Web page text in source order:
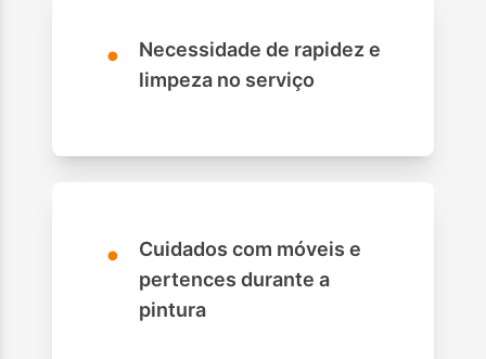
•
Necessidade de rapidez e
limpeza no serviço
•
Cuidados com móveis e
pertences durante a
pintura